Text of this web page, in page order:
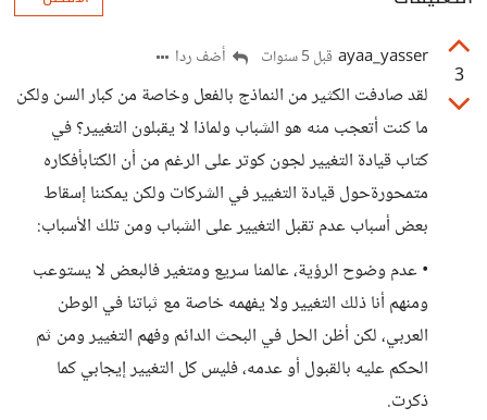
3
ayaa_yasser قبل 5 سنوات أضف ردا
لقد صادفت الكثير من النماذج بالفعل وخاصة من كبار السن ولكن
ما كنت أتعجب منه هو الشباب ولماذا لا يقبلون التغيير؟ في
كتاب قيادة التغيير لجون كوتر على الرغم من أن الكتابأفكاره
متمحورةحول قيادة التغيير في الشركات ولكن يمكننا إسقاط
بعض أسباب عدم تقبل التغيير على الشباب ومن تلك الأسباب:
• عدم وضوح الرؤية، عالمنا سريع ومتغير فالبعض لا يستوعب
ومنهم أنا ذلك التغيير ولا يفهمه خاصة مع ثباتنا في الوطن
العربي، لكن أظن الحل في البحث الدائم وفهم التغيير ومن ثم
الحكم عليه بالقبول أو عدمه، فليس كل التغيير إيجابي كما
ذكرت.